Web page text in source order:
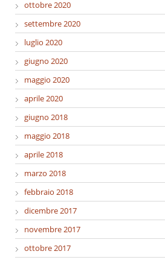
ottobre 2020
settembre 2020
luglio 2020
giugno 2020
maggio 2020
aprile 2020
giugno 2018
maggio 2018
aprile 2018
marzo 2018
febbraio 2018
dicembre 2017
novembre 2017
ottobre 2017